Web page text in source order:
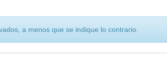
a menos que se indique lo contrario.